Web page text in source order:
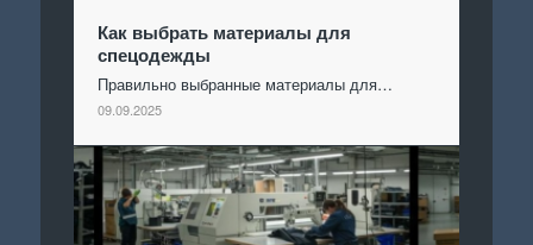
Как выбрать материалы для
спецодежды
Правильно выбранные материалы для…
09.09.2025